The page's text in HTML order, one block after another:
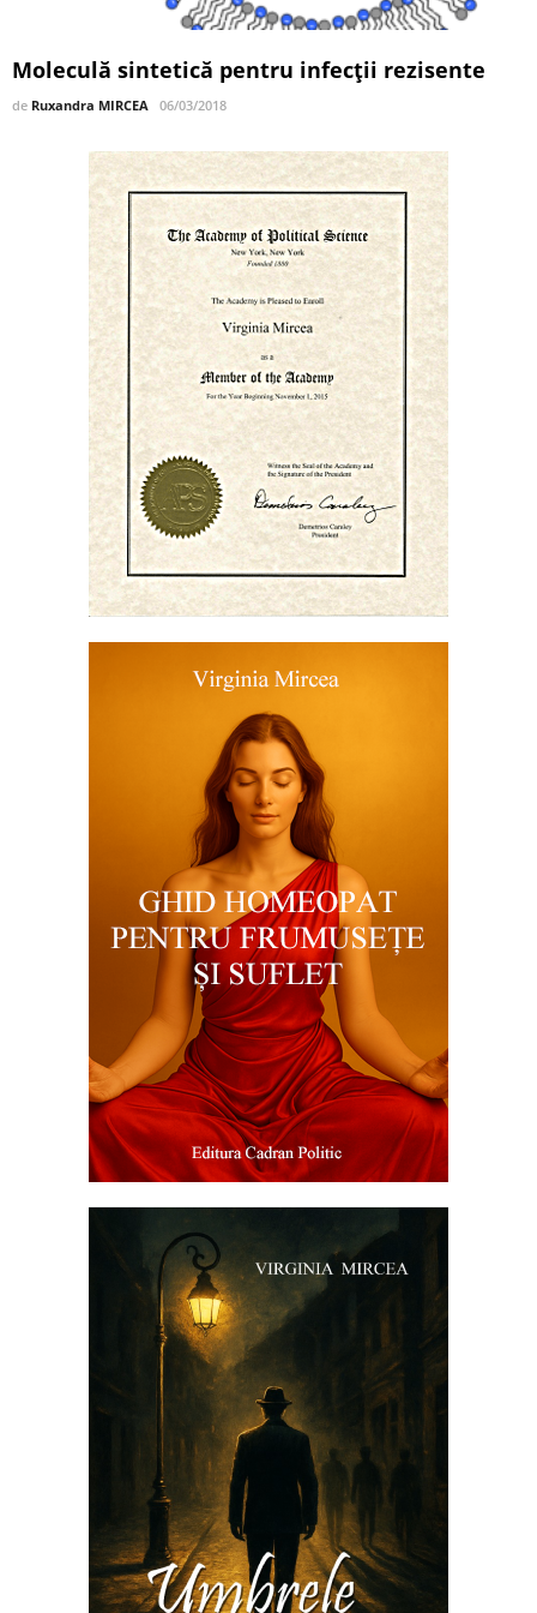
Moleculă sintetică pentru infecții rezisente
de Ruxandra MIRCEA 06/03/2018